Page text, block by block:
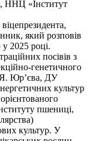
«Інститут
який розповів
2025 році.
посівів з
генетичного
Юр’єва, ДУ
культур
пшениці,
культур. У